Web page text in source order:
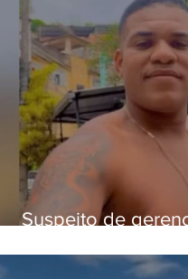
Suspeito de
foragido